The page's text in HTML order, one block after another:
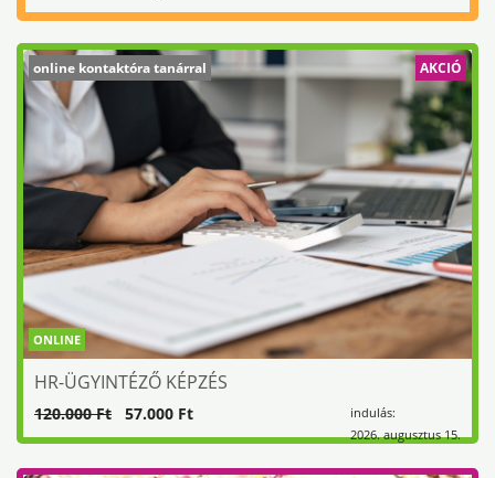
ONLINE
online kontaktóra tanárral AKCIÓ
HR-ÜGYINTÉZŐ KÉPZÉS
indulás:
2026. augusztus 15.
120.000 Ft 57.000 Ft